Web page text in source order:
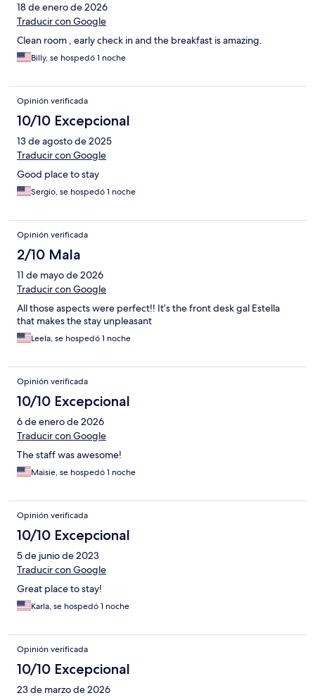
18 de enero de 2026
Traducir con Google
Clean room , early check in and the breakfast is amazing.
Billy, se hospedó 1 noche
Opinión verificada
10/10 Excepcional
13 de agosto de 2025
Traducir con Google
Good place to stay
Sergio, se hospedó 1 noche
Opinión verificada
2/10 Mala
11 de mayo de 2026
Traducir con Google
All those aspects were perfect!! It’s the front desk gal Estella
that makes the stay unpleasant
Leela, se hospedó 1 noche
Opinión verificada
10/10 Excepcional
6 de enero de 2026
Traducir con Google
The staff was awesome!
Maisie, se hospedó 1 noche
Opinión verificada
10/10 Excepcional
5 de junio de 2023
Traducir con Google
Great place to stay!
Karla, se hospedó 1 noche
Opinión verificada
10/10 Excepcional
23 de marzo de 2026